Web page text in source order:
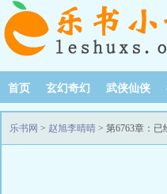
首页 玄幻奇幻 武侠仙侠
乐书网 > 赵旭李晴晴 > 第6763章：已